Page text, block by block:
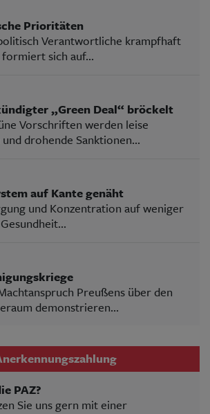
Prioritäten
Verantwortliche krampfhaft
sich auf...
„Green Deal“ bröckelt
Vorschriften werden leise
drohende Sanktionen...
auf Kante genäht
und Konzentration auf weniger
Preußens über den
demonstrieren...
PAZ?
Sie uns gern mit einer